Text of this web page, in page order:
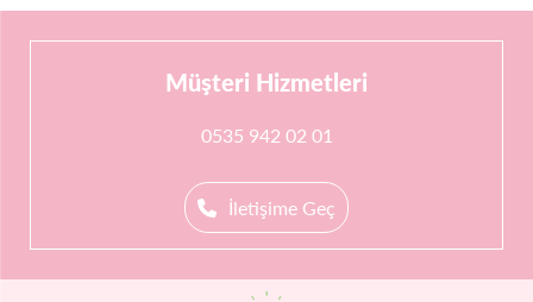
Müşteri Hizmetleri
0535 942 02 01
İletişime Geç